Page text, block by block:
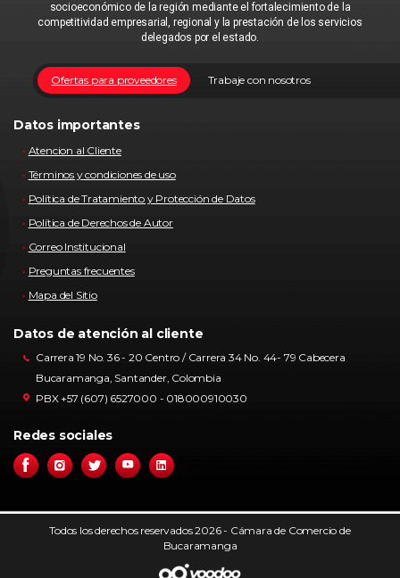
socioeconómico de la región mediante el fortalecimiento de la
competitividad empresarial, regional y la prestación de los servicios
delegados por el estado.
Trabaje con nosotros
Ofertas para proveedores
Datos importantes
Atencion al Cliente
Términos y condiciones de uso
Política de Tratamiento y Protección de Datos
Política de Derechos de Autor
Correo Institucional
Preguntas frecuentes
Mapa del Sitio
Datos de atención al cliente
Carrera 19 No. 36 - 20 Centro / Carrera 34 No. 44- 79 Cabecera
Bucaramanga, Santander, Colombia
PBX +57 (607) 6527000 - 018000910030
Redes sociales
Todos los derechos reservados 2026 - Cámara de Comercio de
Bucaramanga